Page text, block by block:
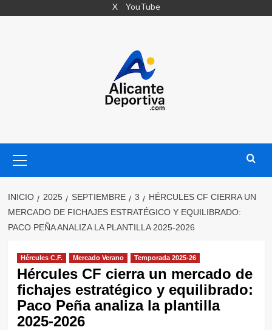
X YouTube
primario
INICIO 2025 SEPTIEMBRE 3
HÉRCULES CF CIERRA UN
MERCADO DE FICHAJES ESTRATÉGICO Y EQUILIBRADO:
PACO PEÑA ANALIZA LA PLANTILLA 2025-2026
Hércules C.F. Mercado Verano Temporada 2025-26
Hércules CF cierra un mercado de
fichajes estratégico y equilibrado:
Paco Peña analiza la plantilla
2025-2026